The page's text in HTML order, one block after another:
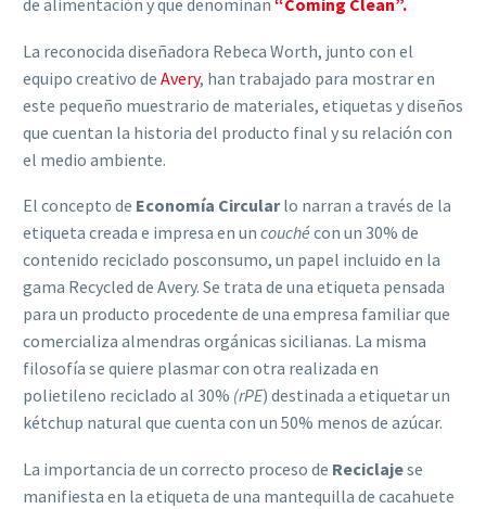
de alimentación y que denominan “Coming Clean”.
La reconocida diseñadora Rebeca Worth, junto con el
equipo creativo de Avery, han trabajado para mostrar en
este pequeño muestrario de materiales, etiquetas y diseños
que cuentan la historia del producto final y su relación con
el medio ambiente.
El concepto de Economía Circularlo narran a través de la
etiqueta creada e impresa en un couchécon un 30% de
contenido reciclado posconsumo, un papel incluido en la
gama Recycled de Avery. Se trata de una etiqueta pensada
para un producto procedente de una empresa familiar que
comercializa almendras orgánicas sicilianas. La misma
filosofía se quiere plasmar con otra realizada en
polietileno reciclado al 30% (rPE) destinada a etiquetar un
kétchup natural que cuenta con un 50% menos de azúcar.
La importancia de un correcto proceso de Reciclajese
manifiesta en la etiqueta de una mantequilla de cacahuete